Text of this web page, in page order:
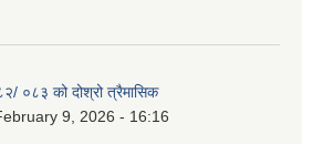
०८३ को दोश्रो त्रैमासिक
9, 2026 - 16:16